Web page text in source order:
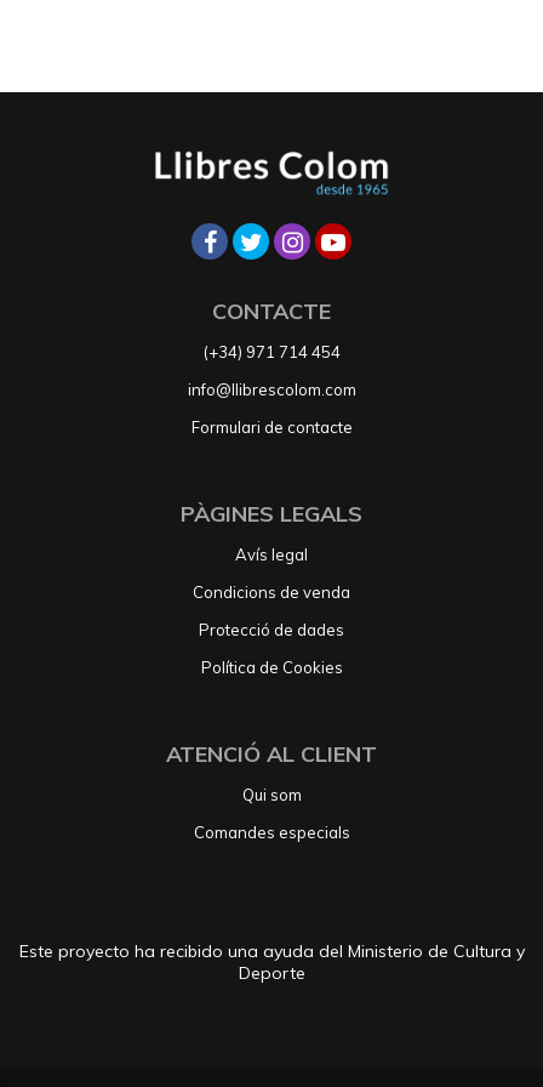
CONTACTE
(+34) 971 714 454
info@llibrescolom.com
Formulari de contacte
PÀGINES LEGALS
Avís legal
Condicions de venda
Protecció de dades
Política de Cookies
ATENCIÓ AL CLIENT
Qui som
Comandes especials
Este proyecto ha recibido una ayuda del Ministerio de Cultura y
Deporte